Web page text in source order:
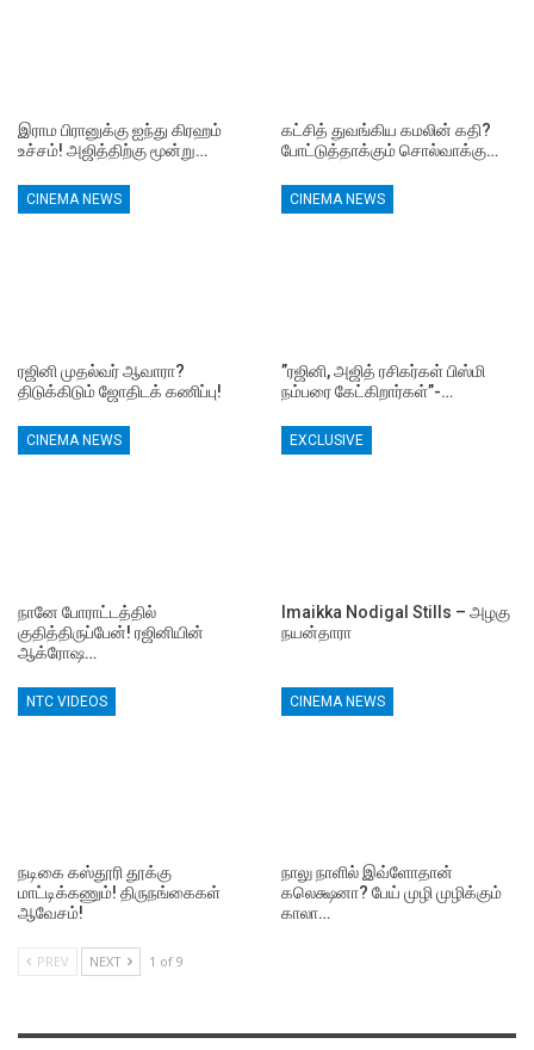
இராம பிரானுக்கு ஐந்து கிரஹம்
உச்சம்! அஜித்திற்கு மூன்று…
கட்சித் துவங்கிய கமலின் கதி?
போட்டுத்தாக்கும் சொல்வாக்கு…
CINEMA NEWS
ரஜினி முதல்வர் ஆவாரா?
திடுக்கிடும் ஜோதிடக் கணிப்பு!
CINEMA NEWS
”ரஜினி, அஜித் ரசிகர்கள் பிஸ்மி
நம்பரை கேட்கிறார்கள்”-…
CINEMA NEWS
நானே போராட்டத்தில்
குதித்திருப்பேன்! ரஜினியின்
ஆக்ரோஷ…
EXCLUSIVE
Imaikka Nodigal Stills – அழகு
நயன்தாரா
NTC VIDEOS
நடிகை கஸ்தூரி தூக்கு
மாட்டிக்கணும்! திருநங்கைகள்
ஆவேசம்!
CINEMA NEWS
நாலு நாளில் இவ்ளோதான்
கலெக்ஷனா? பேய் முழி முழிக்கும்
காலா…
PREV NEXT 1 of 9